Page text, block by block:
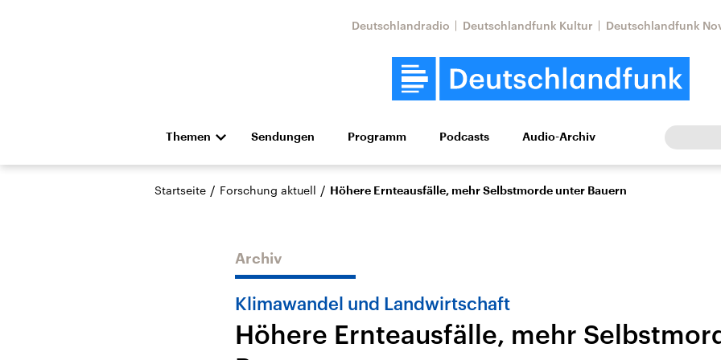
Deutschlandradio Deutschlandfunk Kultur Deutschlandfunk
Themen
Die Nachrichten Politik Wirtschaft Wissen Kultur Europa
Hörspiel und Feature Musik
Landtagswahl Sachsen-
USA
Nahostkonflikt
Aktuelle Lage und
Iran
Sendungen Programm Podcasts Audio-Archiv
Startseite / Forschung aktuell / Höhere Ernteausfälle, mehr Selbstmorde unter Bauern
Archiv
Klimawandel und Landwirtschaft
Höhere Ernteausfälle, mehr